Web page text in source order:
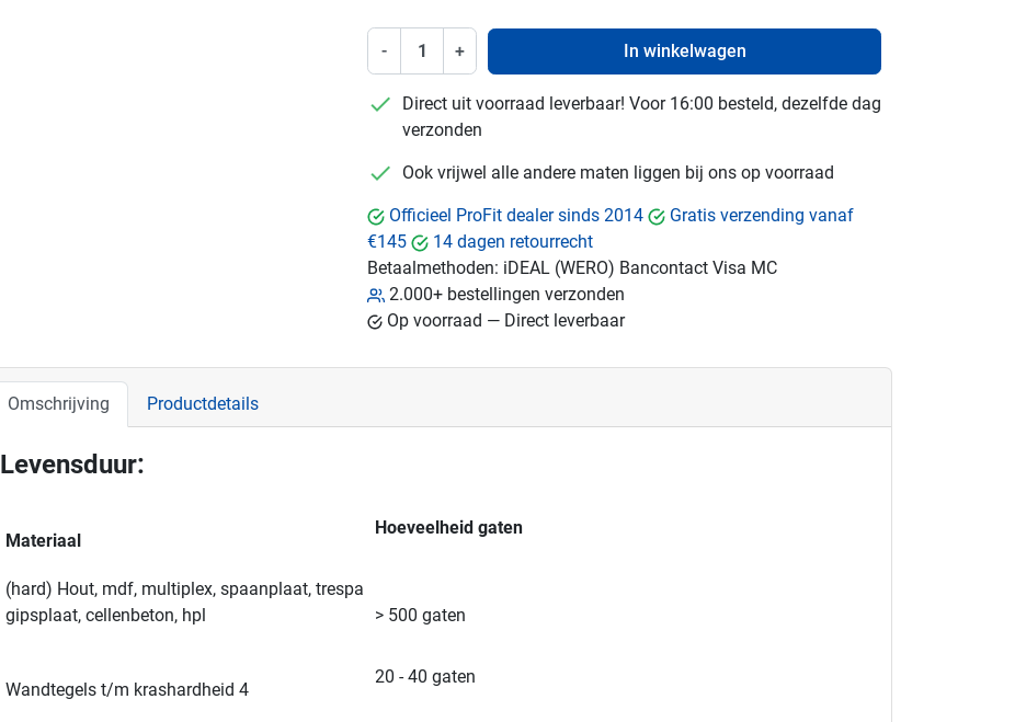
- + In winkelwagen
checkmark
Direct uit voorraad leverbaar! Voor 16:00 besteld, dezelfde dag
verzonden
checkmark
Ook vrijwel alle andere maten liggen bij ons op voorraad
Officieel ProFit dealer sinds 2014
Gratis verzending vanaf
€145
14 dagen retourrecht
Betaalmethoden: iDEAL (WERO) Bancontact Visa MC
2.000+ bestellingen verzonden
Op voorraad — Direct leverbaar
Omschrijving Productdetails
Levensduur:
Materiaal
Hoeveelheid gaten
(hard) Hout, mdf, multiplex, spaanplaat, trespa
gipsplaat, cellenbeton, hpl
> 500 gaten
Wandtegels t/m krashardheid 4
20 - 40 gaten